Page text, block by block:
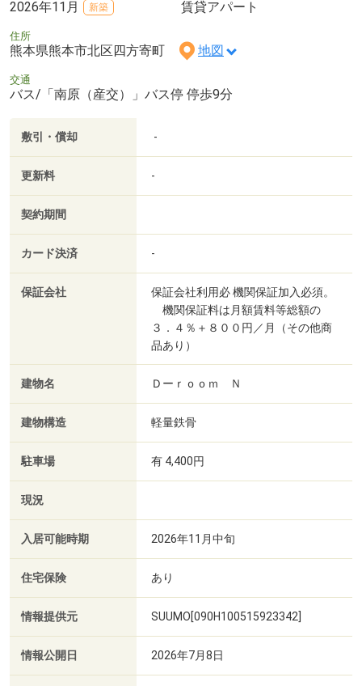
2026年11月 新築 賃貸アパート
住所
熊本県熊本市北区四方寄町 地図
交通
バス/「南原（産交）」バス停 停歩9分
敷引・償却 -
更新料 -
契約期間
カード決済 -
保証会社
保証会社利用必 機関保証加入必須。
機関保証料は月額賃料等総額の
３．４％＋８００円／月（その他商
品あり）
建物名 Ｄーｒｏｏｍ Ｎ
建物構造 軽量鉄骨
駐車場 有 4,400円
現況
入居可能時期 2026年11月中旬
住宅保険 あり
情報提供元 SUUMO[090H100515923342]
情報公開日 2026年7月8日